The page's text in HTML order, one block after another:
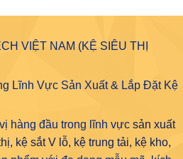
VIỆT NAM (KỆ SIÊU THỊ
Lĩnh Vực Sản Xuất & Lắp Đặt Kệ
hàng đầu trong lĩnh vực sản xuất
kệ sắt V lỗ, kệ trung tải, kệ kho,